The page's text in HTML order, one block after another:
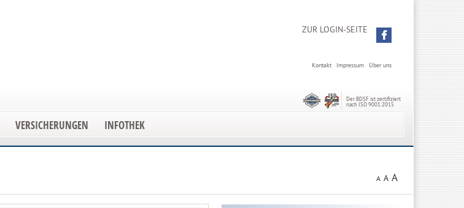
ZUR LOGIN-SEITE
Über uns
Impressum
Kontakt
Der BDSF ist zertifiziert
nach ISO 9001:2015
VERSICHERUNGEN INFOTHEK
A A A